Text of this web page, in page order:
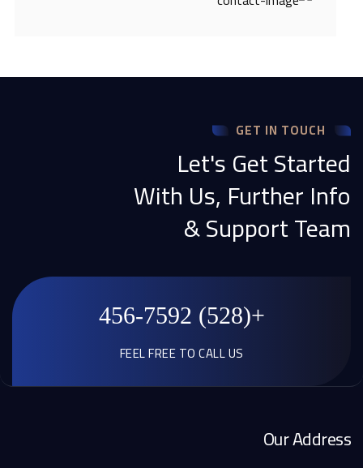
GET IN TOUCH
Let's Get Started
With Us, Further Info
& Support Team
+(528) 456-7592
FEEL FREE TO CALL US
Our Address